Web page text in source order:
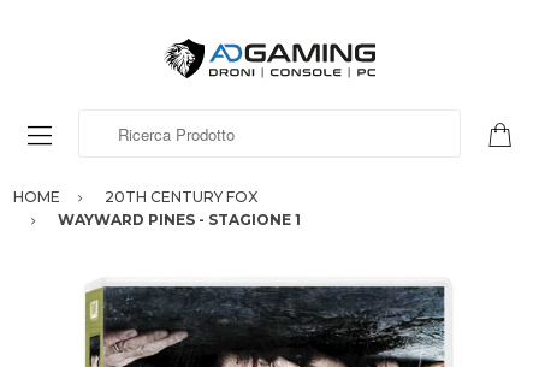
HOME
20TH CENTURY FOX
WAYWARD PINES - STAGIONE 1